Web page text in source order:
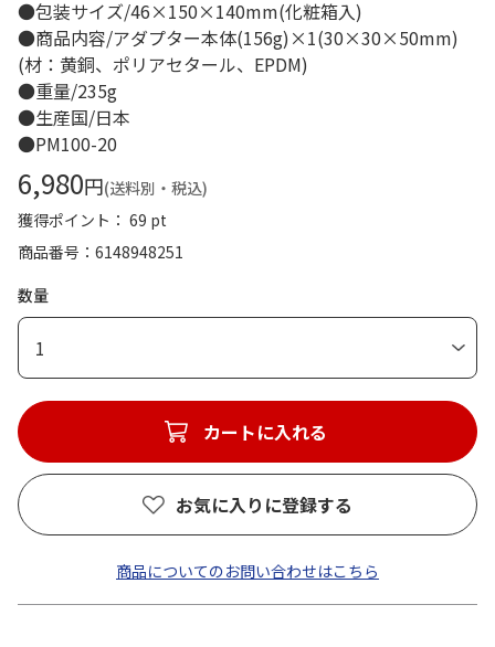
●包装サイズ/46×150×140mm(化粧箱入)
●商品内容/アダプター本体(156g)×1(30×30×50mm)
(材：黄銅、ポリアセタール、EPDM)
●重量/235g
●生産国/日本
●PM100-20
6,980円(送料別・税込)
獲得ポイント： 69 pt
商品番号
6148948251
数量
1
カートに入れる
お気に入りに登録する
商品についてのお問い合わせはこちら